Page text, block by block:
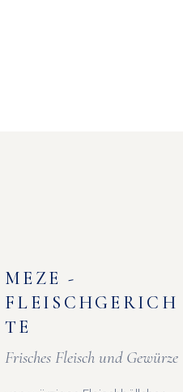
MEZE -
FLEISCHGERICH
TE
Frisches Fleisch und Gewürze